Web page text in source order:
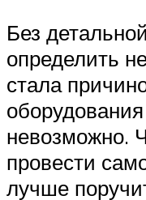
Без
определить
стала
невозможно.
провести
лучше